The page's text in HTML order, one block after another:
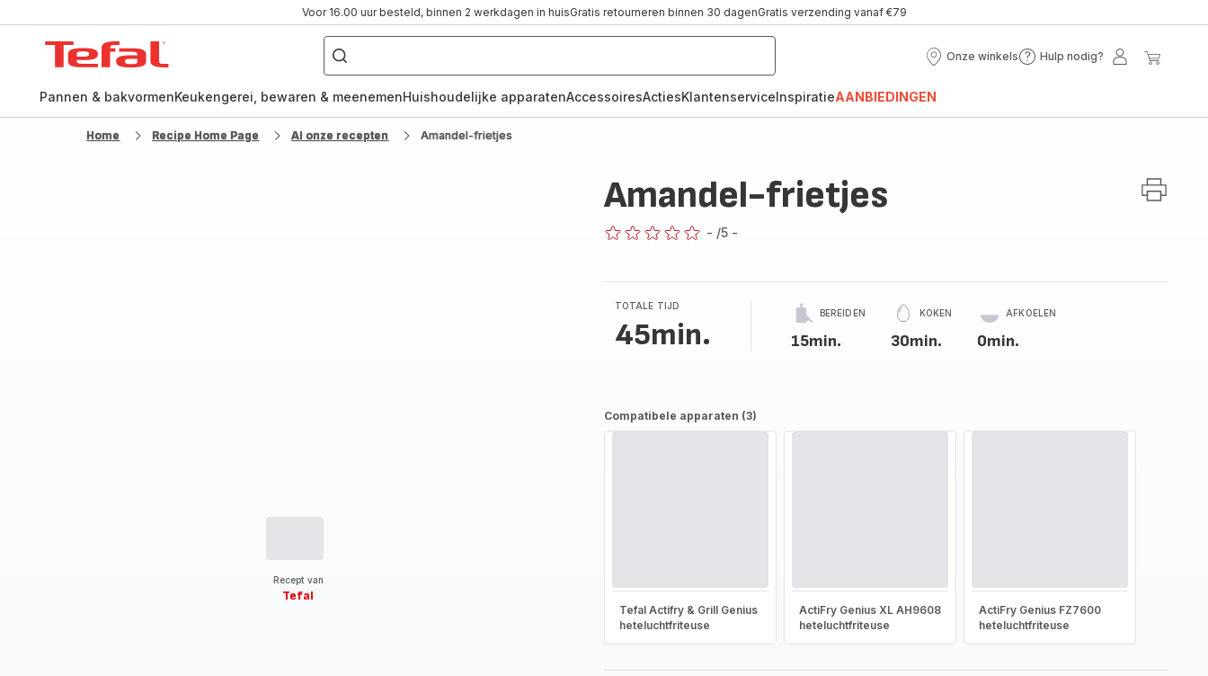
Voor 16.00 uur besteld, binnen 2 werkdagen in huisGratis retourneren binnen 30 dagenGratis verzending vanaf €79
Waar
ben
naar
Onze winkels
Onze
Hulp nodig?
Hulp
Mijn
Pannen & bakvormenKeukengerei, bewaren & meenemenHuishoudelijke apparatenAccessoiresActiesKlantenserviceInspiratieAANBIEDINGEN
Home Recipe Home Page Al onze recepten Amandel-frietjes
Recept van
Tefal
Amandel-frietjes
- /5 -
TOTALE TIJD
45min.
BEREIDEN
15min.
KOKEN
30min.
AFKOELEN
0min.
Compatibele apparaten (3)
Tefal Actifry & Grill Genius
heteluchtfriteuse
ActiFry Genius XL AH9608
heteluchtfriteuse
ActiFry Genius FZ7600
heteluchtfriteuse